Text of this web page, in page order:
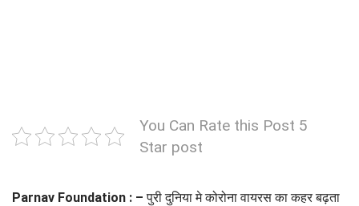
You Can Rate this Post 5
Star post
Parnav Foundation : –पुरी दुनिया मे कोरोना वायरस का कहर बढ़ता